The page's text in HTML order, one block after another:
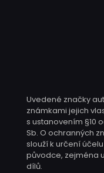
Uvedené značky
známkami jejich
s ustanovením §10
Sb. O ochranných
slouží k určení
původce, zejména
dílů.